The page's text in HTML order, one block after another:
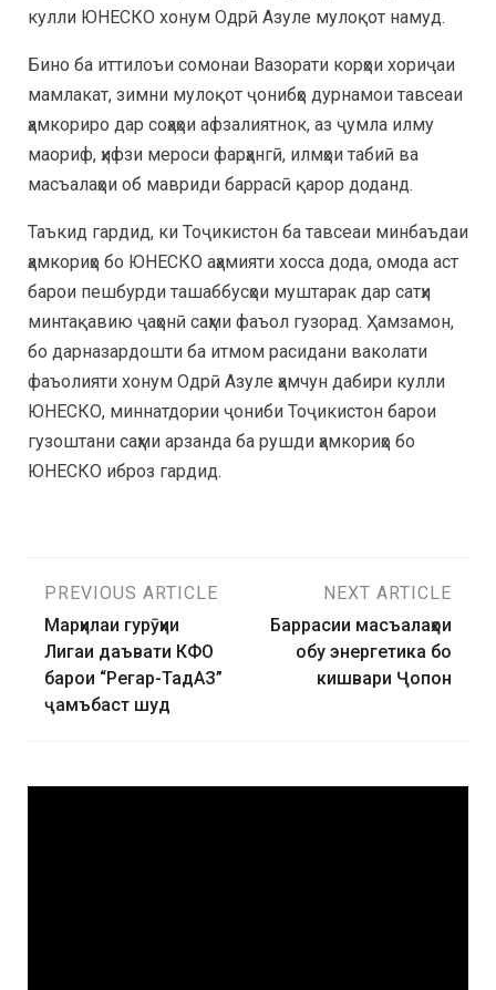
кулли ЮНЕСКО хонум Одрӣ Азуле мулоқот намуд.
Бино ба иттилоъи сомонаи Вазорати корҳои хориҷаи
мамлакат, зимни мулоқот ҷонибҳо дурнамои тавсеаи
ҳамкориро дар соҳаҳои афзалиятнок, аз ҷумла илму
маориф, ҳифзи мероси фарҳангӣ, илмҳои табиӣ ва
масъалаҳои об мавриди баррасӣ қарор доданд.
Таъкид гардид, ки Тоҷикистон ба тавсеаи минбаъдаи
ҳамкориҳо бо ЮНЕСКО аҳамияти хосса дода, омода аст
барои пешбурди ташаббусҳои муштарак дар сатҳи
минтақавию ҷаҳонӣ саҳми фаъол гузорад. Ҳамзамон,
бо дарназардошти ба итмом расидани ваколати
фаъолияти хонум Одрӣ Азуле ҳамчун дабири кулли
ЮНЕСКО, миннатдории ҷониби Тоҷикистон барои
гузоштани саҳми арзанда ба рушди ҳамкориҳо бо
ЮНЕСКО иброз гардид.
PREVIOUS ARTICLE
Марҳилаи гурӯҳии
Лигаи даъвати КФО
барои “Регар-ТадАЗ”
ҷамъбаст шуд
NEXT ARTICLE
Баррасии масъалаҳои
обу энергетика бо
кишвари Ҷопон